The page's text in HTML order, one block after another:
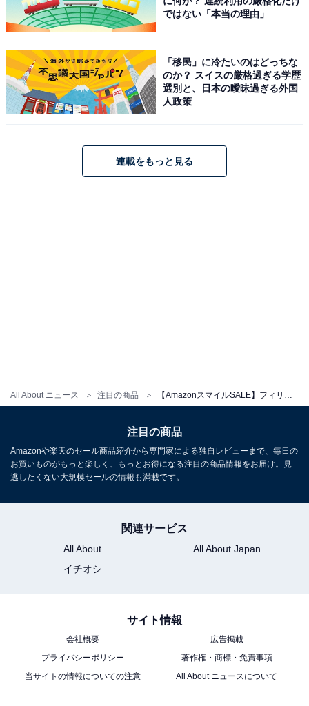
All About ニュース 注目の商品
【肌にやさしい】フィリップス 電動シェーバー 5000シリ
ーズ 電動 髭剃り メンズ (27枚刃・回転式・お風呂剃り&
丸洗い可) S5445/03 ブラック 【Amazon.co.jp限定】
Amazonで見る
フィリップス「X3001/00」
フィリップス「S7882/51」
フィリップス 電動シェーバー 7000シリーズ 密着して剃れ
ではない「本当の理由」
「移民」に冷たいのはどっちな
のか？ スイスの厳格過ぎる学歴
選別と、日本の曖昧過ぎる外国
人政策
連載をもっと見る
注目の商品
Amazonや楽天のセール商品紹介から専門家による独自レビューまで、毎日の
お買いものがもっと楽しく、もっとお得になる注目の商品情報をお届け。見
逃したくない大規模セールの情報も満載です。
関連サービス
All About
All About Japan
イチオシ
サイト情報
会社概要
広告掲載
プライバシーポリシー
著作権・商標・免責事項
当サイトの情報についての注意
All About ニュースについて